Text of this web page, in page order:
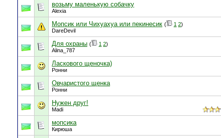
возьму маленькую собачку
Alexia
Мопсик или Чихуахуа или пекинесик ( 1 2)
DareDevil
Для охраны ( 1 2)
Alina_787
Ласкового щеночка)
Ронни
Овчаристого щенка
Ронни
Нужен друг!
Madi
мопсика
Кирюша